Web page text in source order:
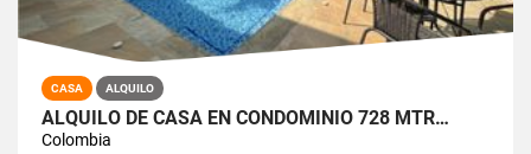
CASA ALQUILO
ALQUILO DE CASA EN CONDOMINIO 728 MTR…
Colombia